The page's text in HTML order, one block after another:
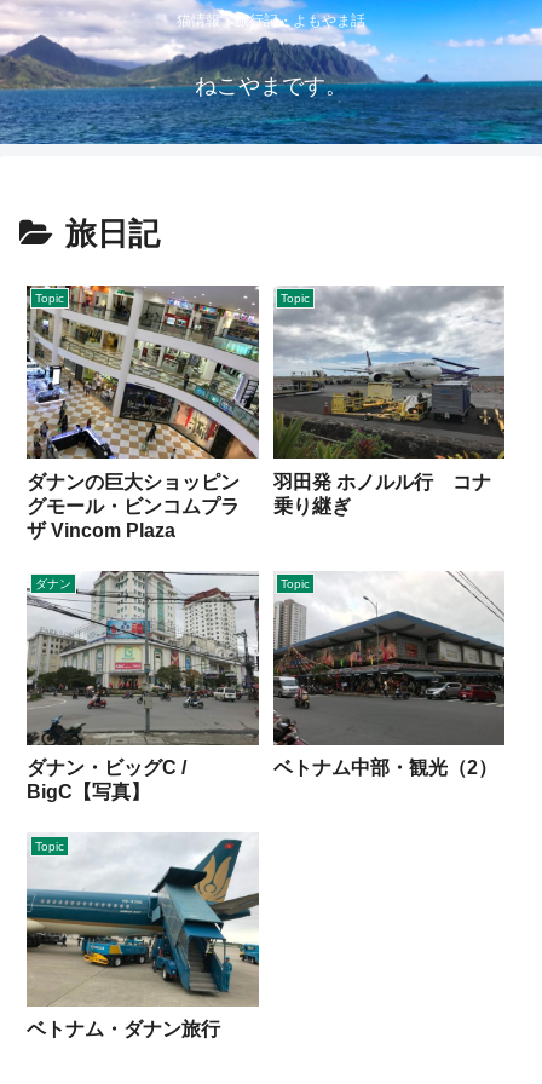
猫情報・旅行記・よもやま話
ねこやまです。
旅日記
Topic
ダナンの巨大ショッピン
グモール・ビンコムプラ
ザ Vincom Plaza
Topic
羽田発 ホノルル行 コナ
乗り継ぎ
ダナン
ダナン・ビッグC /
BigC【写真】
Topic
ベトナム中部・観光（2）
Topic
ベトナム・ダナン旅行